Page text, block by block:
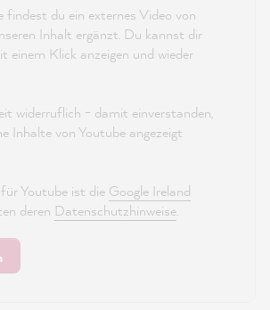
findest du ein externes Video von
Inhalt ergänzt. Du kannst dir
einem Klick anzeigen und wieder
widerruflich - damit einverstanden,
Inhalte von Youtube angezeigt
Youtube ist die Google Ireland
deren Datenschutzhinweise.